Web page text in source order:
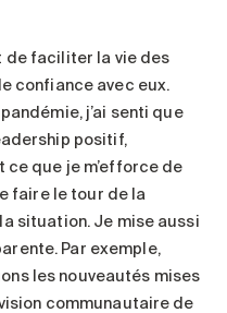
de faciliter la vie des
confiance avec eux.
j’ai senti que
positif,
ce que je m’efforce de
faire le tour de la
situation. Je mise aussi
Par exemple,
les nouveautés mises
communautaire de